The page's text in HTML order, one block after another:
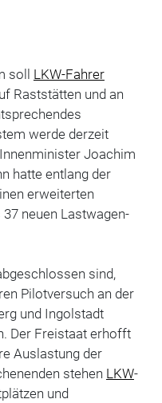
soll LKW-Fahrer
Raststätten und an
werde derzeit
Joachim
hatte entlang der
erweiterten
neuen Lastwagen-
sind,
Pilotversuch an der
und Ingolstadt
Der Freistaat erhofft
Auslastung der
stehen LKW-
und